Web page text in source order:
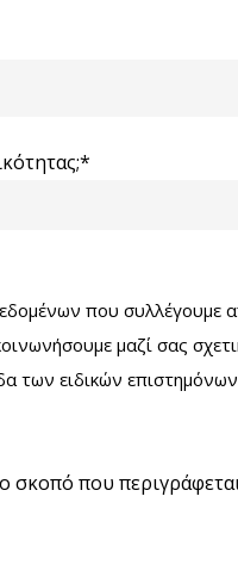
που
μαζί σας
των ειδικών
σκοπό που